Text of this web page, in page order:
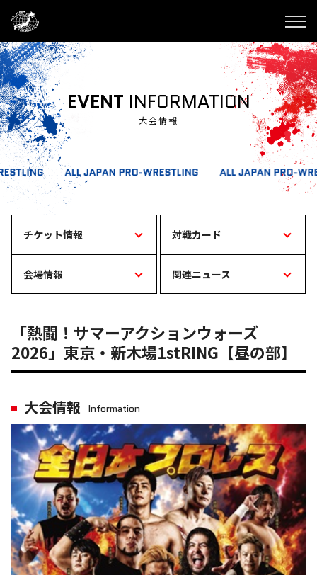
EVENT INFORMATION
大会情報
チケット情報 対戦カード
会場情報 関連ニュース
「熱闘！サマーアクションウォーズ
2026」東京・新木場1stRING【昼の部】
大会情報 Information